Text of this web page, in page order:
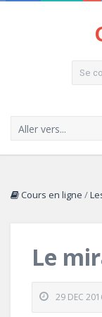
Se
Aller vers...
Cours en ligne /
Le
29 DEC